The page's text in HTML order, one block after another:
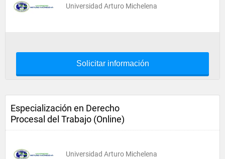
Universidad Arturo Michelena
Solicitar información
Especialización en Derecho
Procesal del Trabajo (Online)
Universidad Arturo Michelena